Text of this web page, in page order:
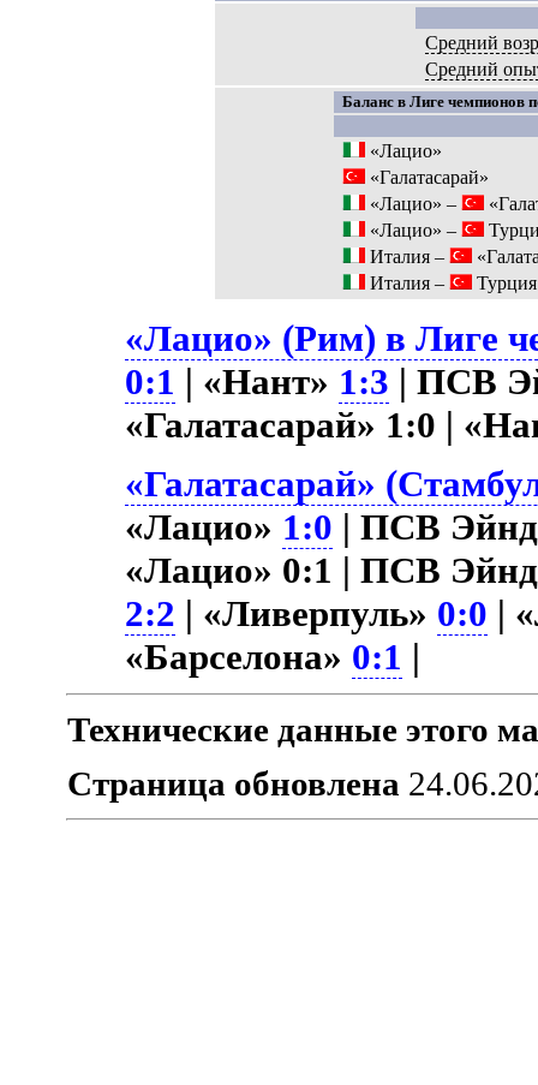
Средний
Средний
Баланс в Лиге чемпионов
«Лацио»
«Галатасарай»
«Лацио» –
«Лацио» –
Италия –
Италия –
Турция
«Лацио» (Рим) в Лиге
0:1 | «Нант» 1:3 | ПСВ
«Галатасарай» 1:0 |
«Галатасарай»
«Лацио» 1:0 | ПСВ
«Лацио» 0:1 | ПСВ
2:2 | «Ливерпуль» 0:0 |
«Барселона» 0:1 |
Технические данные этого
Страница обновлена